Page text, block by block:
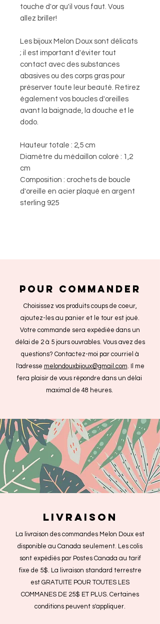
touche d'or qu'il vous faut. Vous
allez briller!
Les bijoux Melon Doux sont délicats
; il est important d'éviter tout
contact avec des substances
abasives ou des corps gras pour
préserver toute leur beauté. Retirez
également vos boucles d'oreilles
avant la baignade, la douche et le
dodo.
Hauteur totale : 2,5 cm
Diamètre du médaillon coloré : 1,2
cm
Composition : crochets de boucle
d'oreille en acier plaqué en argent
sterling 925
POUR COMMANDER
Choisissez vos produits coups de coeur,
ajoutez-les au panier et le tour est joué.
Votre commande sera expédiée dans un
délai de 2 à 5 jours ouvrables. Vous avez des
questions? Contactez-moi par courriel à
l'adresse melondouxbijoux@gmail.com. Il me
fera plaisir de vous répondre dans un délai
maximal de 48 heures.
livraison
La livraison des commandes Melon Doux est
disponible au Canada seulement. Les colis
sont expédiés par Postes Canada au tarif
fixe de 5$. La livraison standard terrestre
est GRATUITE POUR TOUTES LES
COMMANES DE 25$ ET PLUS. Certaines
conditions peuvent s'appliquer.